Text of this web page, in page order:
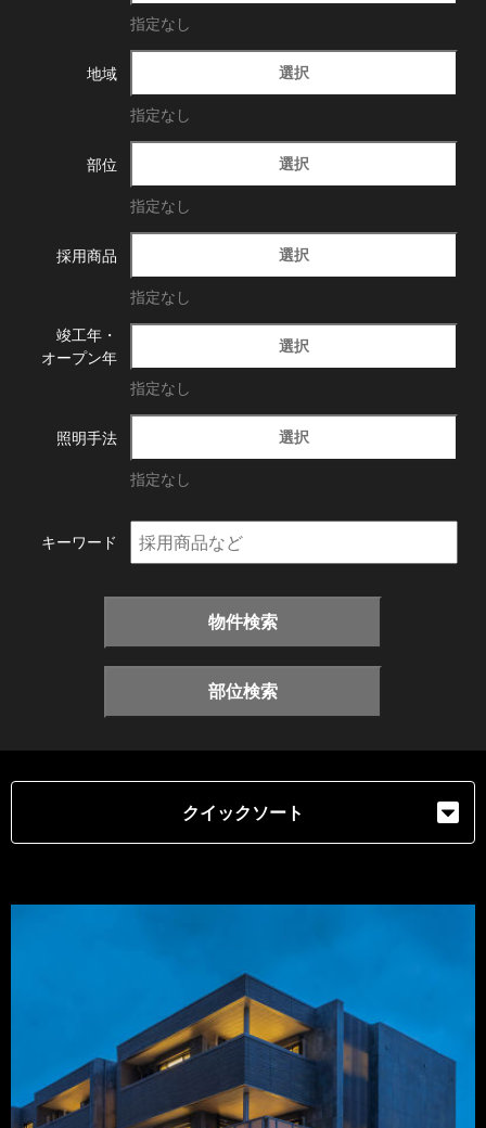
指定なし
地域 選択
指定なし
部位 選択
指定なし
採用商品 選択
指定なし
竣工年・
オープン年
選択
指定なし
照明手法 選択
指定なし
キーワード
物件検索
部位検索
クイックソート